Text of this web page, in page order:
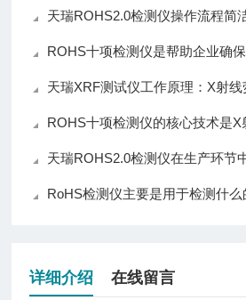
天瑞ROHS2.0检测仪操作流程简
ROHS十项检测仪是帮助企业确保产
天瑞XRF测试仪工作原理：X射线
ROHS十项检测仪的核心技术是
天瑞ROHS2.0检测仪在生产环节
RoHS检测仪主要是用于检测什么
详细介绍 在线留言